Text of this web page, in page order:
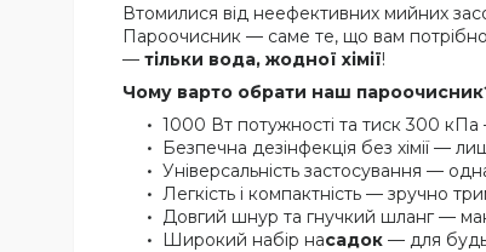
Втомилися від неефективних мийних
Пароочисник — саме те, що вам
— тільки вода, жодної хімії!
Чому варто обрати наш
1000 Вт потужності та тиск 300
Безпечна дезінфекція без хімії —
Універсальність застосування —
Легкість і компактність — зручно
Довгий шнур та гнучкий шланг —
Широкий набір насадок — для